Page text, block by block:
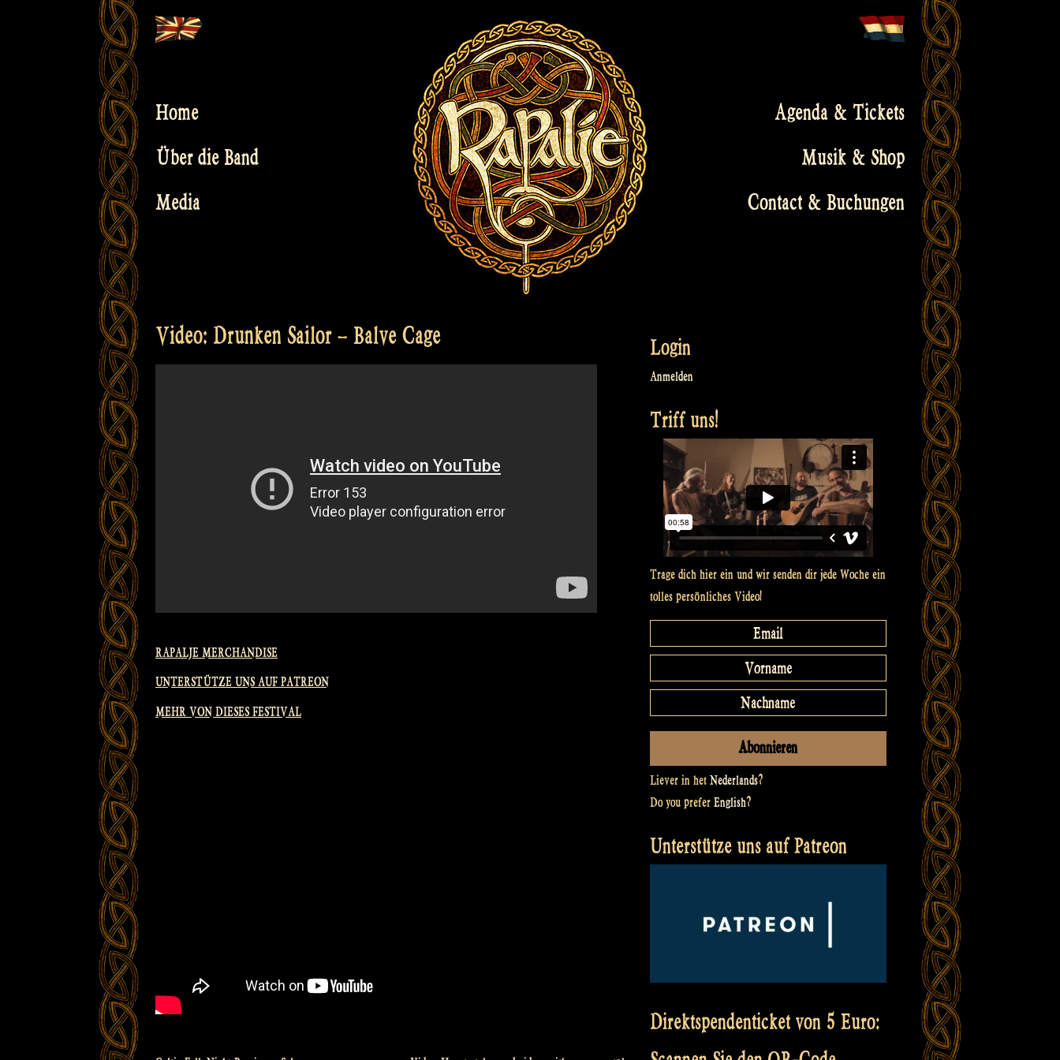
to
Home
Über die Band
Media
Agenda & Tickets
Musik & Shop
Contact & Buchungen
Video: Drunken Sailor – Balve Cage
RAPALJE MERCHANDISE
UNTERSTÜTZE UNS AUF PATREON
MEHR VON DIESES FESTIVAL
Login
Anmelden
Triff uns!
Trage dich hier ein und wir senden dir jede Woche ein
tolles persönliches Video!
Liever in het Nederlands?
Do you prefer English?
Unterstütze uns auf Patreon
Direktspendenticket von 5 Euro: